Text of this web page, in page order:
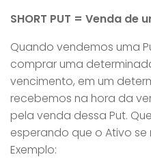
SHORT PUT = Venda
Quando vendemos uma
comprar uma
vencimento, em um
recebemos na hora da
pela venda dessa Put.
esperando que o Ativo
Exemplo: